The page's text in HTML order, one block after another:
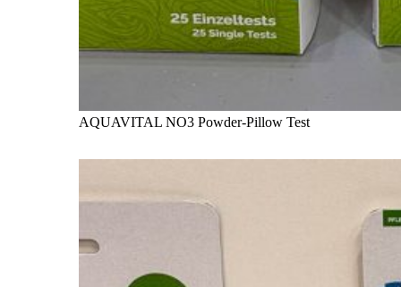
AQUAVITAL NO3 Powder-Pillow Test